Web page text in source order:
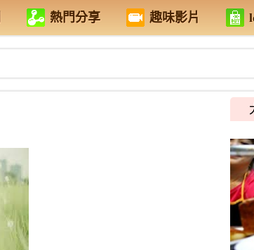
熱門分享 趣味影片